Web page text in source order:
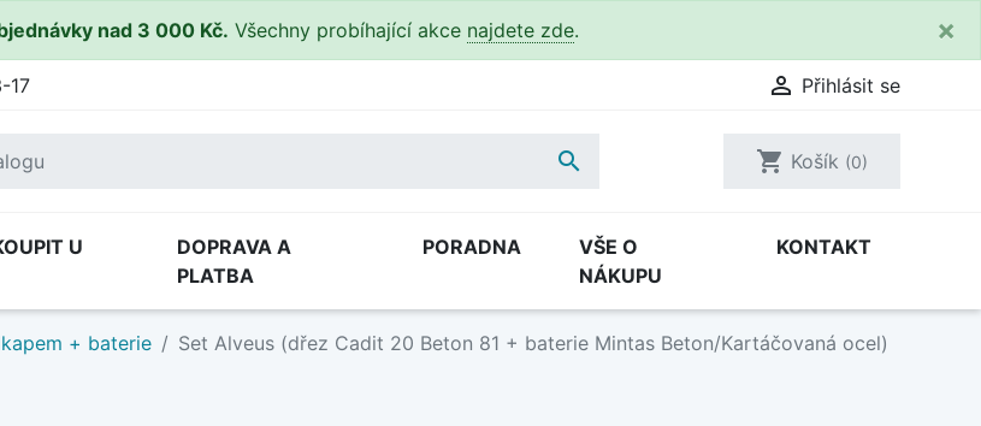
nad 3 000 Kč. Všechny probíhající akce najdete zde. ×
17  Přihlásit se
 shopping_cart Košík (0)
U
DOPRAVA A
PLATBA
PORADNA
VŠE O
NÁKUPU
KONTAKT
+ baterie Set Alveus (dřez Cadit 20 Beton 81 + baterie Mintas Beton/Kartáčovaná ocel)